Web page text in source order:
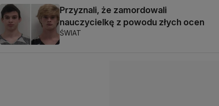
Przyznali, że zamordowali
nauczycielkę z powodu złych ocen
ŚWIAT